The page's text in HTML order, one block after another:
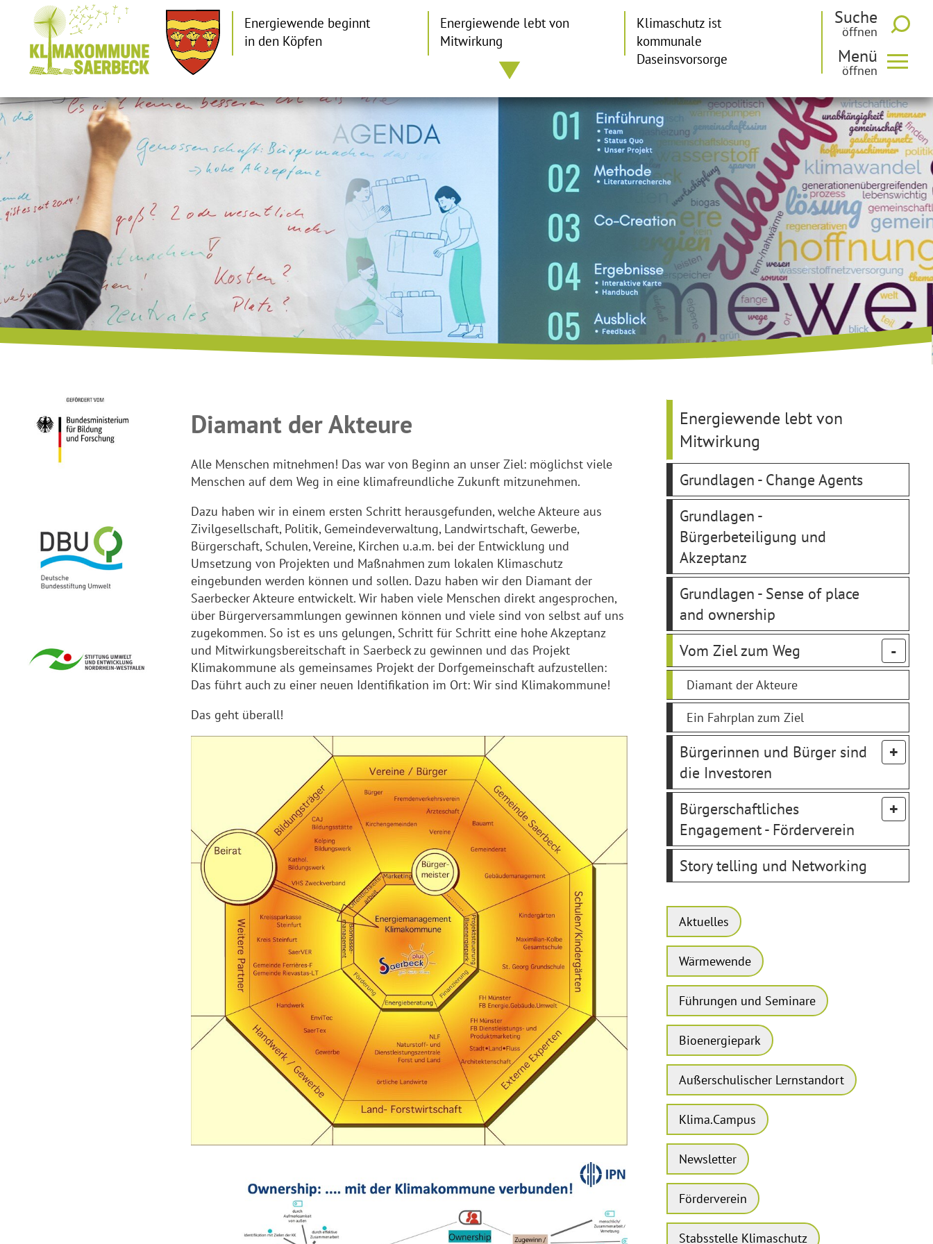
Suche
Menü
Energiewende beginnt
in den Köpfen
Energiewende lebt von
Mitwirkung
Klimaschutz ist
kommunale
Daseinsvorsorge
Diamant der Akteure
Alle Menschen mitnehmen! Das war von Beginn an unser Ziel: möglichst viele
Menschen auf dem Weg in eine klimafreundliche Zukunft mitzunehmen.
Dazu haben wir in einem ersten Schritt herausgefunden, welche Akteure aus
Zivilgesellschaft, Politik, Gemeindeverwaltung, Landwirtschaft, Gewerbe,
Bürgerschaft, Schulen, Vereine, Kirchen u.a.m. bei der Entwicklung und
Umsetzung von Projekten und Maßnahmen zum lokalen Klimaschutz
eingebunden werden können und sollen. Dazu haben wir den Diamant der
Saerbecker Akteure entwickelt. Wir haben viele Menschen direkt angesprochen,
über Bürgerversammlungen gewinnen können und viele sind von selbst auf uns
zugekommen. So ist es uns gelungen, Schritt für Schritt eine hohe Akzeptanz
und Mitwirkungsbereitschaft in Saerbeck zu gewinnen und das Projekt
Klimakommune als gemeinsames Projekt der Dorfgemeinschaft aufzustellen:
Das führt auch zu einer neuen Identifikation im Ort: Wir sind Klimakommune!
Das geht überall!
Energiewende lebt von
Mitwirkung
Grundlagen - Change Agents
Grundlagen -
Bürgerbeteiligung und
Akzeptanz
Grundlagen - Sense of place
and ownership
Vom Ziel zum Weg
Diamant der Akteure
Ein Fahrplan zum Ziel
Bürgerinnen und Bürger sind
die Investoren
Bürgerschaftliches
Engagement - Förderverein
Story telling und Networking
Aktuelles
Wärmewende
Führungen und Seminare
Bioenergiepark
Außerschulischer Lernstandort
Klima.Campus
Newsletter
Förderverein
Stabsstelle Klimaschutz